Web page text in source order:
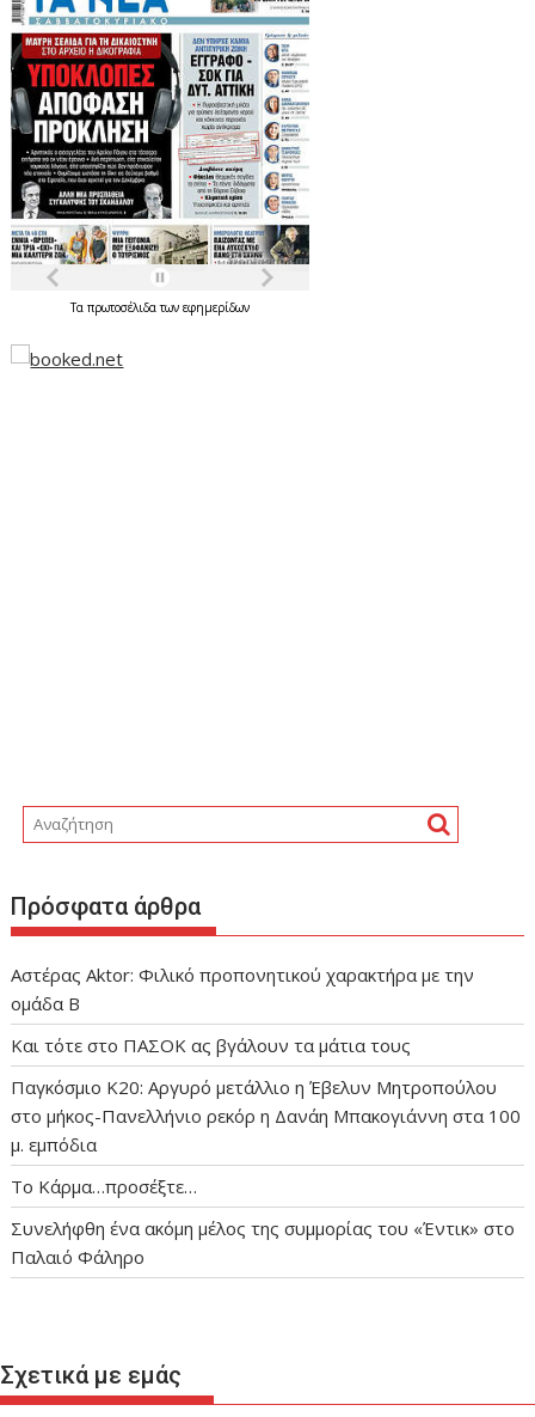
Ταπρωτοσέλιδατωνεφημερίδων
Πρόσφατα άρθρα
Αστέρας Aktor: Φιλικό προπονητικού χαρακτήρα με την
ομάδα Β
Και τότε στο ΠΑΣΟΚ ας βγάλουν τα μάτια τους
Παγκόσμιο Κ20: Αργυρό μετάλλιο η Έβελυν Μητροπούλου
στο μήκος-Πανελλήνιο ρεκόρ η Δανάη Μπακογιάννη στα 100
μ. εμπόδια
Το Κάρμα…προσέξτε…
Συνελήφθη ένα ακόμη μέλος της συμμορίας του «Έντικ» στο
Παλαιό Φάληρο
Σχετικά με εμάς